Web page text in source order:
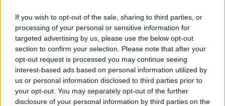
If you wish to opt-out of the sale, sharing to third parties, or
processing of your personal or sensitive information for
targeted advertising by us, please use the below opt-out
section to confirm your selection. Please note that after your
opt-out request is processed you may continue seeing
interest-based ads based on personal information utilized by
us or personal information disclosed to third parties prior to
your opt-out. You may separately opt-out of the further
disclosure of your personal information by third parties on the
przypadku nowotworów naciekających mięśniówkę,
gdyż jest to choroba o znacznie większym
potencjale do tworzenia przerzutów odległych. W
takim przypadku należy przeprowadzić operację
usunięcia całego pęcherza moczowego wraz z
przylegającymi narządami, czyli radykalną